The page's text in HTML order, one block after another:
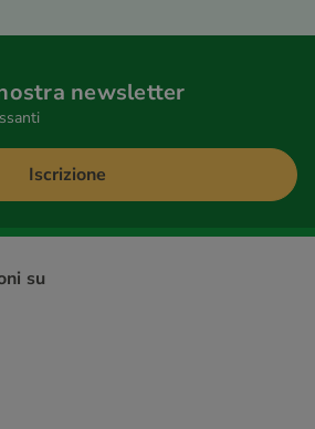
newsletter
Iscrizione
su